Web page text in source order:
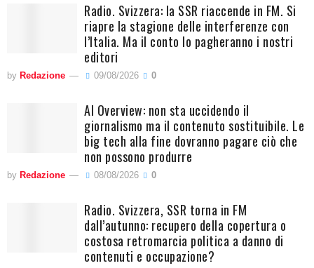
Radio. Svizzera: la SSR riaccende in FM. Si
riapre la stagione delle interferenze con
l’Italia. Ma il conto lo pagheranno i nostri
editori
by Redazione 09/08/2026 0
AI Overview: non sta uccidendo il
giornalismo ma il contenuto sostituibile. Le
big tech alla fine dovranno pagare ciò che
non possono produrre
by Redazione 08/08/2026 0
Radio. Svizzera, SSR torna in FM
dall’autunno: recupero della copertura o
costosa retromarcia politica a danno di
contenuti e occupazione?